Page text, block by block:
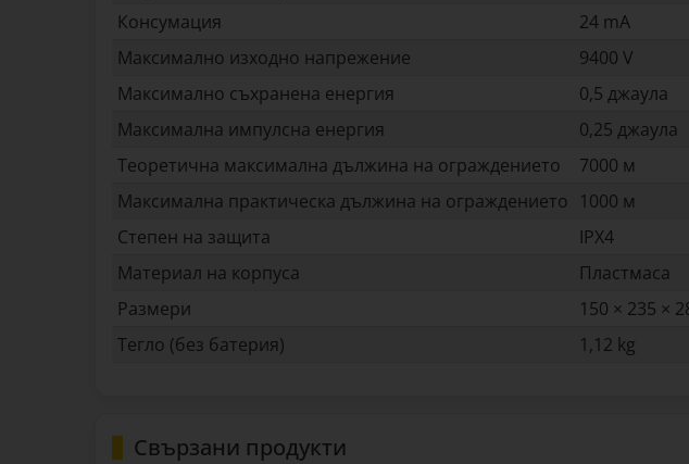
Консумация
24 mA
Максимално изходно напрежение
9400 V
Максимално съхранена енергия
0,5 джаула
Максимална импулсна енергия
0,25 джаула
Теоретична максимална дължина на ограждението
7000 м
Максимална практическа дължина на ограждението 1000 м
Степен на защита
IPX4
Материал на корпуса
Пластмаса
Размери
150 × 235 ×
Тегло (без батерия)
1,12 kg
Свързани продукти